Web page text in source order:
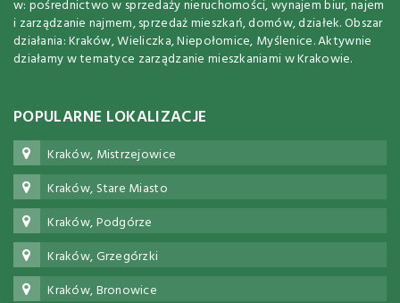
w: pośrednictwo w sprzedaży nieruchomości, wynajem biur, najem
i zarządzanie najmem, sprzedaż mieszkań, domów, działek. Obszar
działania: Kraków, Wieliczka, Niepołomice, Myślenice. Aktywnie
działamy w tematyce zarządzanie mieszkaniami w Krakowie.
POPULARNE LOKALIZACJE
Kraków, Mistrzejowice
Kraków, Stare Miasto
Kraków, Podgórze
Kraków, Grzegórzki
Kraków, Bronowice